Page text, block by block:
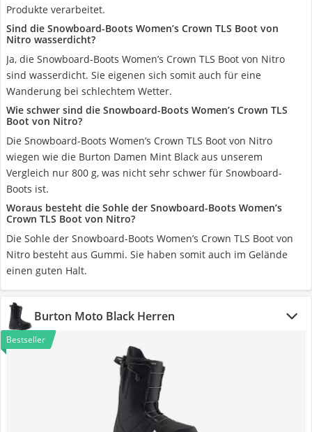
Produkte verarbeitet.
Sind die Snowboard-Boots Women’s Crown TLS Boot von
Nitro wasserdicht?
Ja, die Snowboard-Boots Women’s Crown TLS Boot von Nitro
sind wasserdicht. Sie eigenen sich somit auch für eine
Wanderung bei schlechtem Wetter.
Wie schwer sind die Snowboard-Boots Women’s Crown TLS
Boot von Nitro?
Die Snowboard-Boots Women’s Crown TLS Boot von Nitro
wiegen wie die Burton Damen Mint Black aus unserem
Vergleich nur 800 g, was nicht sehr schwer für Snowboard-
Boots ist.
Woraus besteht die Sohle der Snowboard-Boots Women’s
Crown TLS Boot von Nitro?
Die Sohle der Snowboard-Boots Women’s Crown TLS Boot von
Nitro besteht aus Gummi. Sie haben somit auch im Gelände
einen guten Halt.
Burton Moto Black Herren
Bestseller